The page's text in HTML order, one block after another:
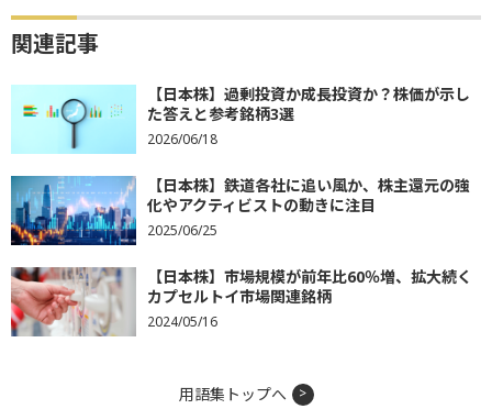
関連記事
【日本株】過剰投資か成長投資か？株価が示し
た答えと参考銘柄3選
2026/06/18
【日本株】鉄道各社に追い風か、株主還元の強
化やアクティビストの動きに注目
2025/06/25
【日本株】市場規模が前年比60％増、拡大続く
カプセルトイ市場関連銘柄
2024/05/16
用語集トップへ